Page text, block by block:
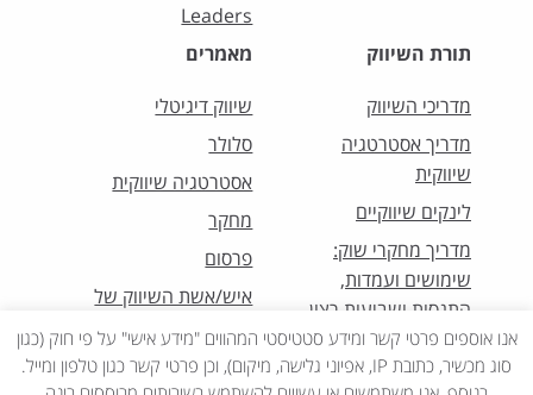
Leaders
תורת השיווק
מדריכי השיווק
מדריך אסטרטגיה
שיווקית
לינקים שיווקיים
מדריך מחקרי שוק:
שימושים ועמדות,
התנסות ושביעות רצון
מאמרים
שיווק דיגיטלי
סלולר
אסטרטגיה שיווקית
מחקר
פרסום
איש/אשת השיווק של
החודש
אנו אוספים פרטי קשר ומידע סטטיסטי המהווים "מידע אישי" על פי חוק (כגון
סוג מכשיר, כתובת IP, אפיוני גלישה, מיקום), וכן פרטי קשר כגון טלפון ומייל.